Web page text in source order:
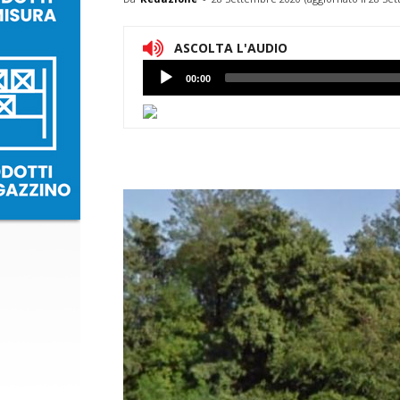
ASCOLTA L'AUDIO
Lettore
Audio
00:00